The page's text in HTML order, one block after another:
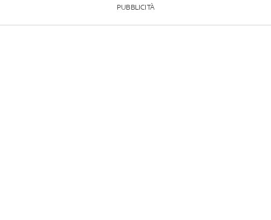
PUBBLICITÀ